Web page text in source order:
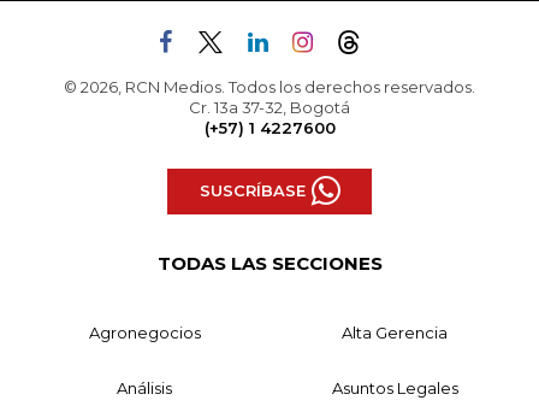
© 2026, RCN Medios. Todos los derechos reservados.
Cr. 13a 37-32, Bogotá
(+57) 1 4227600
SUSCRÍBASE
TODAS LAS SECCIONES
Agronegocios Alta Gerencia
Análisis Asuntos Legales